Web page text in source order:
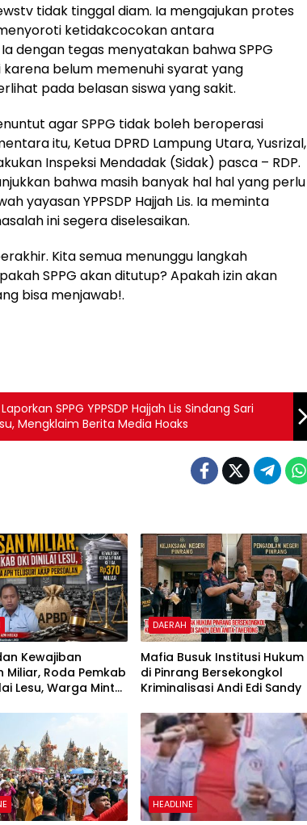
tidak tinggal diam. Ia mengajukan protes
ketidakcocokan antara
dengan tegas menyatakan bahwa SPPG
belum memenuhi syarat yang
pada belasan siswa yang sakit.
agar SPPG tidak boleh beroperasi
itu, Ketua DPRD Lampung Utara, Yusrizal,
Inspeksi Mendadak (Sidak) pasca – RDP.
bahwa masih banyak hal hal yang perlu
yayasan YPPSDP Hajjah Lis. Ia meminta
ini segera diselesaikan.
Kita semua menunggu langkah
SPPG akan ditutup? Apakah izin akan
bisa menjawab!.
SPPG YPPSDP Hajjah Lis Sindang Sari
Mengklaim Berita Media Hoaks
Kewajiban
Miliar, Roda Pemkab
Lesu, Warga Minta
DAERAH
Mafia Busuk Institusi Hukum
di Pinrang Bersekongkol
Kriminalisasi Andi Edi Sandy
HEADLINE